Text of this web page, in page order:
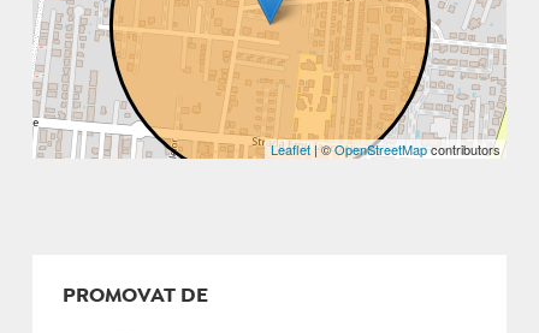
Leaflet| ©OpenStreetMapcontributors
PROMOVAT DE